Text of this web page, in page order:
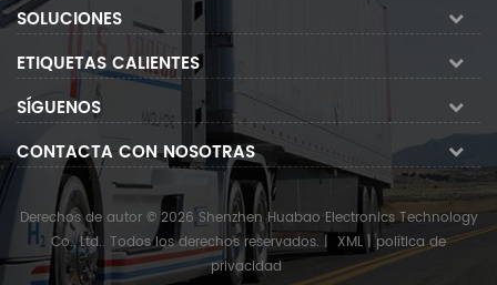
SOLUCIONES
ETIQUETAS CALIENTES
SÍGUENOS
CONTACTA CON NOSOTRAS
Derechos de autor © 2026 Shenzhen Huabao Electronics Technology
Co., Ltd.. Todos los derechos reservados. | XML | política de
privacidad